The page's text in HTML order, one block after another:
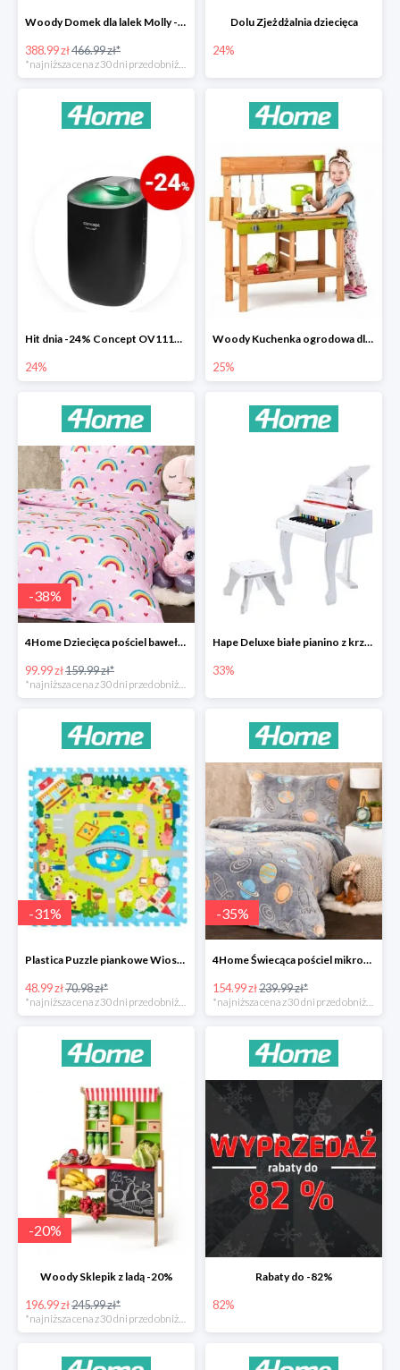
Woody Domek dla lalek Molly -78zł
388.99 zł466.99 zł*
Dolu Zjeżdżalnia dziecięca
24%
Hit dnia -24% Concept OV1110 osuszacz powietrza Perfect Air
24%
Woody Kuchenka ogrodowa dla dzieci Rosalie
25%
-38%
4Home Dziecięca pościel bawełniana Rainbow
99.99 zł159.99 zł*
*najniższa cena z 30 dni przed obniżką
Hape Deluxe białe pianino z krzesłem -33%
33%
-31%
Plastica Puzzle piankowe Wioska -31%
48.99 zł70.98 zł*
-35%
4Home Świecąca pościel mikroflanela Planetarium -35%
154.99 zł239.99 zł*
-20%
Woody Sklepik z ladą -20%
196.99 zł245.99 zł*
*najniższa cena z 30 dni przed obniżką
Rabaty do -82%
82%